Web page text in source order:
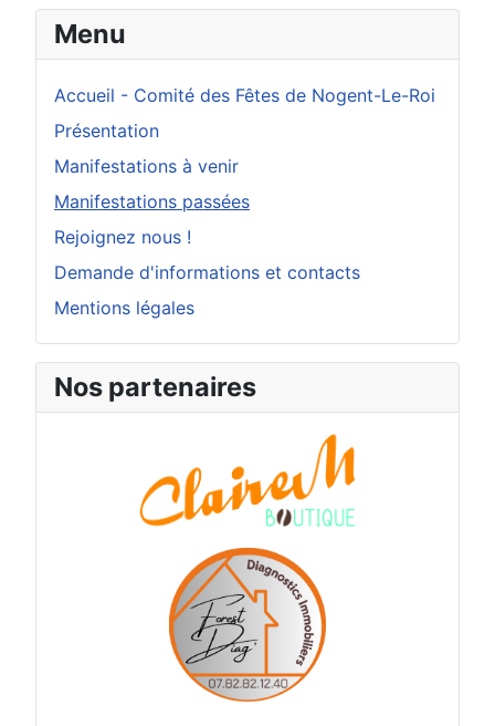
Menu
Accueil - Comité des Fêtes de Nogent-Le-Roi
Présentation
Manifestations à venir
Manifestations passées
Rejoignez nous !
Demande d'informations et contacts
Mentions légales
Nos partenaires